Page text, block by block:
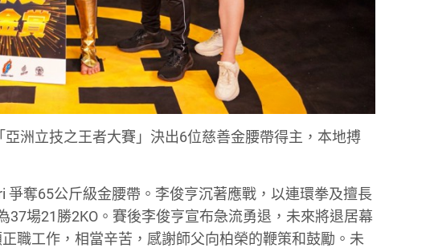
洲立技之王者大賽」決出6位慈善金腰帶得主，本地搏
爭奪65公斤級金腰帶。李俊亨沉著應戰，以連環拳及擅長
場21勝2KO。賽後李俊亨宣布急流勇退，未來將退居幕
職工作，相當辛苦，感謝師父向柏榮的鞭策和鼓勵。未